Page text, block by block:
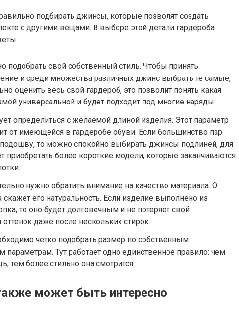
подбирать джинсы, которые позволят создать
с другими вещами. В выборе этой детали гардероба
подобрать свой собственный стиль. Чтобы принять
и среди множества различных джинс выбрать те самые,
оценить весь свой гардероб, это позволит понять какая
универсальной и будет подходит под многие наряды.
определиться с желаемой длиной изделия. Этот параметр
от имеющейся в гардеробе обуви. Если большинство пар
то можно спокойно выбирать джинсы подлиней, для
приобретать более короткие модели, которые заканчиваются
нужно обратить внимание на качество материала. О
скажет его натуральность. Если изделие выполнено из
то оно будет долговечным и не потеряет свой
даже после нескольких стирок.
четко подобрать размер по собственным
параметрам. Тут работает одно единственное правило: чем
тем более стильно она смотрится.
может быть интересно